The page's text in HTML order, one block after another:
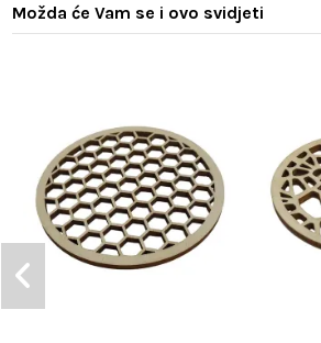
Možda će Vam se i ovo svidjeti